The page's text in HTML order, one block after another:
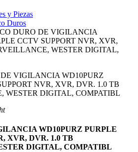
y Piezas
Duros
DURO DE VIGILANCIA
CCTV SUPPORT NVR, XVR,
WESTER DIGITAL,
WD10PURZ PURPLE
XVR, DVR. 1.0 TB
DIGITAL, COMPATIBL